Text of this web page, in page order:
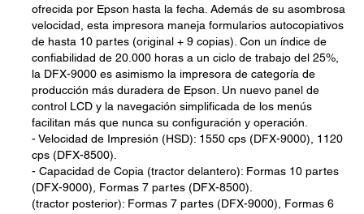
ofrecida por Epson hasta la fecha. Además de su asombrosa
velocidad, esta impresora maneja formularios autocopiativos
de hasta 10 partes (original + 9 copias). Con un índice de
confiabilidad de 20.000 horas a un ciclo de trabajo del 25%,
la DFX-9000 es asimismo la impresora de categoría de
producción más duradera de Epson. Un nuevo panel de
control LCD y la navegación simplificada de los menús
facilitan más que nunca su configuración y operación.
- Velocidad de Impresión (HSD): 1550 cps (DFX-9000), 1120
cps (DFX-8500).
- Capacidad de Copia (tractor delantero): Formas 10 partes
(DFX-9000), Formas 7 partes (DFX-8500).
(tractor posterior): Formas 7 partes (DFX-9000), Formas 6